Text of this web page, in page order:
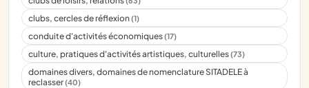
clubs, cercles de réflexion(1)
conduite d'activités économiques(17)
culture, pratiques d'activités artistiques, culturelles(73)
domaines divers, domaines de nomenclature SITADELE à
reclasser(40)